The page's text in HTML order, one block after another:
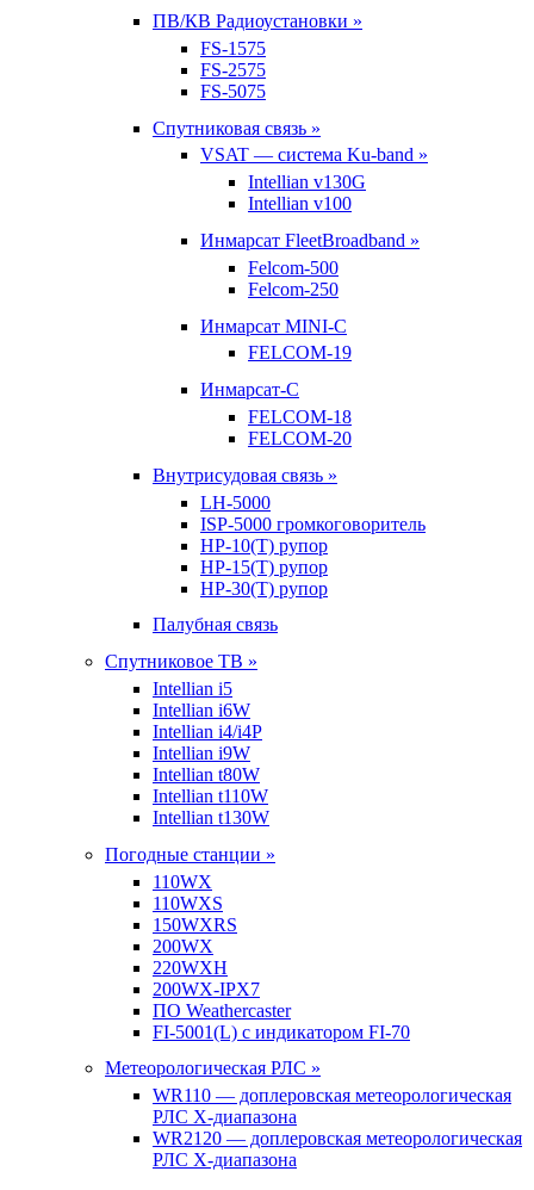
ПВ/КВ Радиоустановки »
FS-1575
FS-2575
FS-5075
Спутниковая связь »
VSAT — система Ku-band »
Intellian v130G
Intellian v100
Инмарсат FleetBroadband »
Felcom-500
Felcom-250
Инмарсат MINI-C
FELCOM-19
Инмарсат-С
FELCOM-18
FELCOM-20
Внутрисудовая связь »
LH-5000
ISP-5000 громкоговоритель
HP-10(T) рупор
HP-15(T) рупор
HP-30(T) рупор
Палубная связь
Спутниковое ТВ »
Intellian i5
Intellian i6W
Intellian i4/i4P
Intellian i9W
Intellian t80W
Intellian t110W
Intellian t130W
Погодные станции »
110WX
110WXS
150WXRS
200WX
220WXH
200WX-IPX7
ПО Weathercaster
FI-5001(L) с индикатором FI-70
Метеорологическая РЛС »
WR110 — доплеровская метеорологическая
РЛС X-диапазона
WR2120 — доплеровская метеорологическая
РЛС X-диапазона